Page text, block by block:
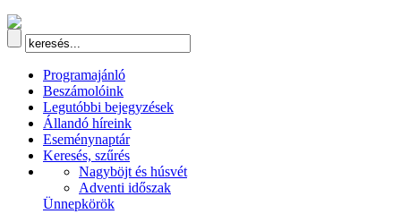
Programajánló
Beszámolóink
Legutóbbi bejegyzések
Állandó híreink
Eseménynaptár
Keresés, szűrés
Nagyböjt és húsvét
Adventi időszak
Ünnepkörök